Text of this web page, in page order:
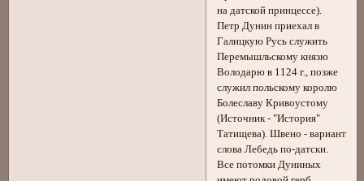
на датской принцессе).
Петр Дунин приехал в
Галицкую Русь служить
Перемышльскому князю
Володарю в 1124 г., позже
служил польскому королю
Болеславу Кривоустому
(Источник - "История"
Татищева). Швено - вариант
слова Лебедь по-датски.
Все потомки Дуниных